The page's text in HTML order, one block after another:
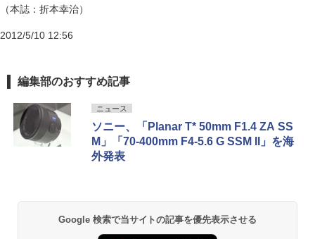
（本誌：折本幸治）
2012/5/10 12:56
編集部のおすすめ記事
ニュース
ソニー、「Planar T* 50mm F1.4 ZA SS
M」「70-400mm F4-5.6 G SSM II」を海
外発表
Google 検索で当サイトの記事を優先表示させる